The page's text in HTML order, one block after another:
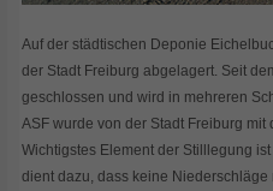
Auf der städtischen Deponie
der Stadt Freiburg abgelagert. Seit
geschlossen und wird in mehreren
ASF wurde von der Stadt Freiburg mit
Wichtigstes Element der Stilllegung
dient dazu, dass keine